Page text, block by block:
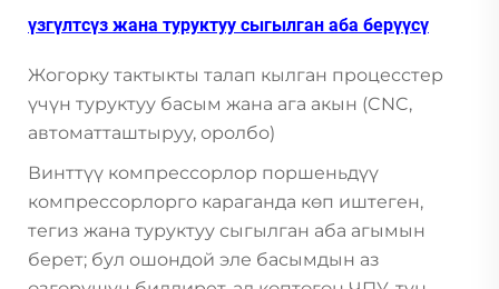
үзгүлтсүз жана туруктуу сыгылган аба берүүсү
Жогорку тактыкты талап кылган процесстер
үчүн туруктуу басым жана ага акын (CNC,
автоматташтыруу, оролбо)
Винттүү компрессорлор поршеньдүү
компрессорлорго караганда көп иштеген,
тегиз жана туруктуу сыгылган аба агымын
берет; бул ошондой эле басымдын аз